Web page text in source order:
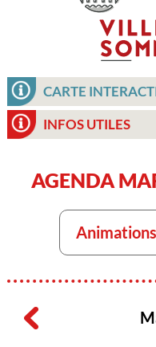
CARTE
INFOS UTILES
AGENDA